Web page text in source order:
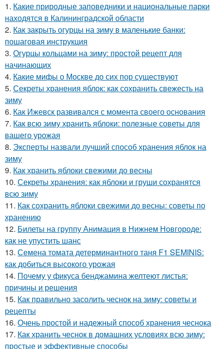
1. Какие природные заповедники и национальные парки
находятся в Калининградской области
2. Как закрыть огурцы на зиму в маленькие банки:
пошаговая инструкция
3. Огурцы кольцами на зиму: простой рецепт для
начинающих
4. Какие мифы о Москве до сих пор существуют
5. Секреты хранения яблок: как сохранить свежесть на
зиму
6. Как Ижевск развивался с момента своего основания
7. Как всю зиму хранить яблоки: полезные советы для
вашего урожая
8. Эксперты назвали лучший способ хранения яблок на
зиму
9. Как хранить яблоки свежими до весны
10. Секреты хранения: как яблоки и груши сохранятся
всю зиму
11. Как сохранить яблоки свежими до весны: советы по
хранению
12. Билеты на группу Анимация в Нижнем Новгороде:
как не упустить шанс
13. Семена томата детерминантного таня F1 SEMINIS:
как добиться высокого урожая
14. Почему у фикуса бенджамина желтеют листья:
причины и решения
15. Как правильно засолить чеснок на зиму: советы и
рецепты
16. Очень простой и надежный способ хранения чеснока
17. Как хранить чеснок в домашних условиях всю зиму:
простые и эффективные способы